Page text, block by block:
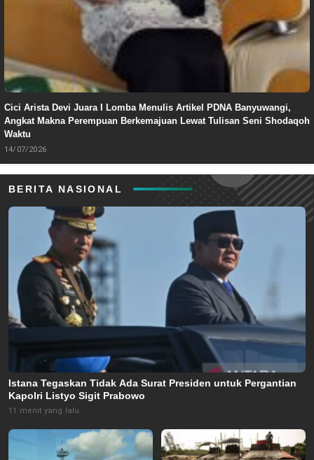
Cici Arista Devi Juara I Lomba Menulis Artikel PDNA Banyuwangi,
Angkat Makna Perempuan Berkemajuan Lewat Tulisan Seni Shodaqoh
Waktu
14/07/2026
BERITA NASIONAL
Istana Tegaskan Tidak Ada Surat Presiden untuk Pergantian
Kapolri Listyo Sigit Prabowo
11 menit yang lalu